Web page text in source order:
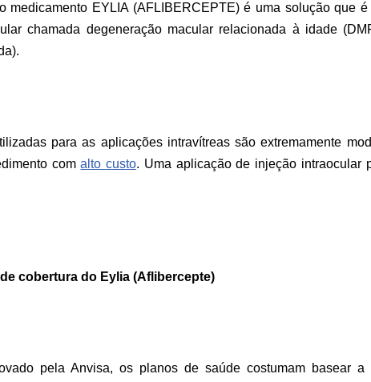
medicamento EYLIA (AFLIBERCEPTE) é uma solução que
chamada degeneração macular relacionada à idade
para as aplicações intravítreas são extremamente
comalto custo. Uma aplicação de injeção intraocular
cobertura do Eylia (Aflibercepte)
pela Anvisa, os planos de saúde costumam basear